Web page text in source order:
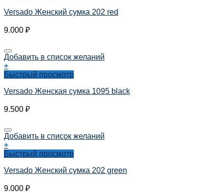
Versado Женский сумка 202 red
9.000 ₽
Добавить в список желаний
+
Быстрый просмотр
Versado Женская сумка 1095 black
9.500 ₽
Добавить в список желаний
+
Быстрый просмотр
Versado Женский сумка 202 green
9.000 ₽